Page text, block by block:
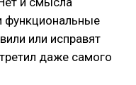
функциональные
или исправят
даже самого